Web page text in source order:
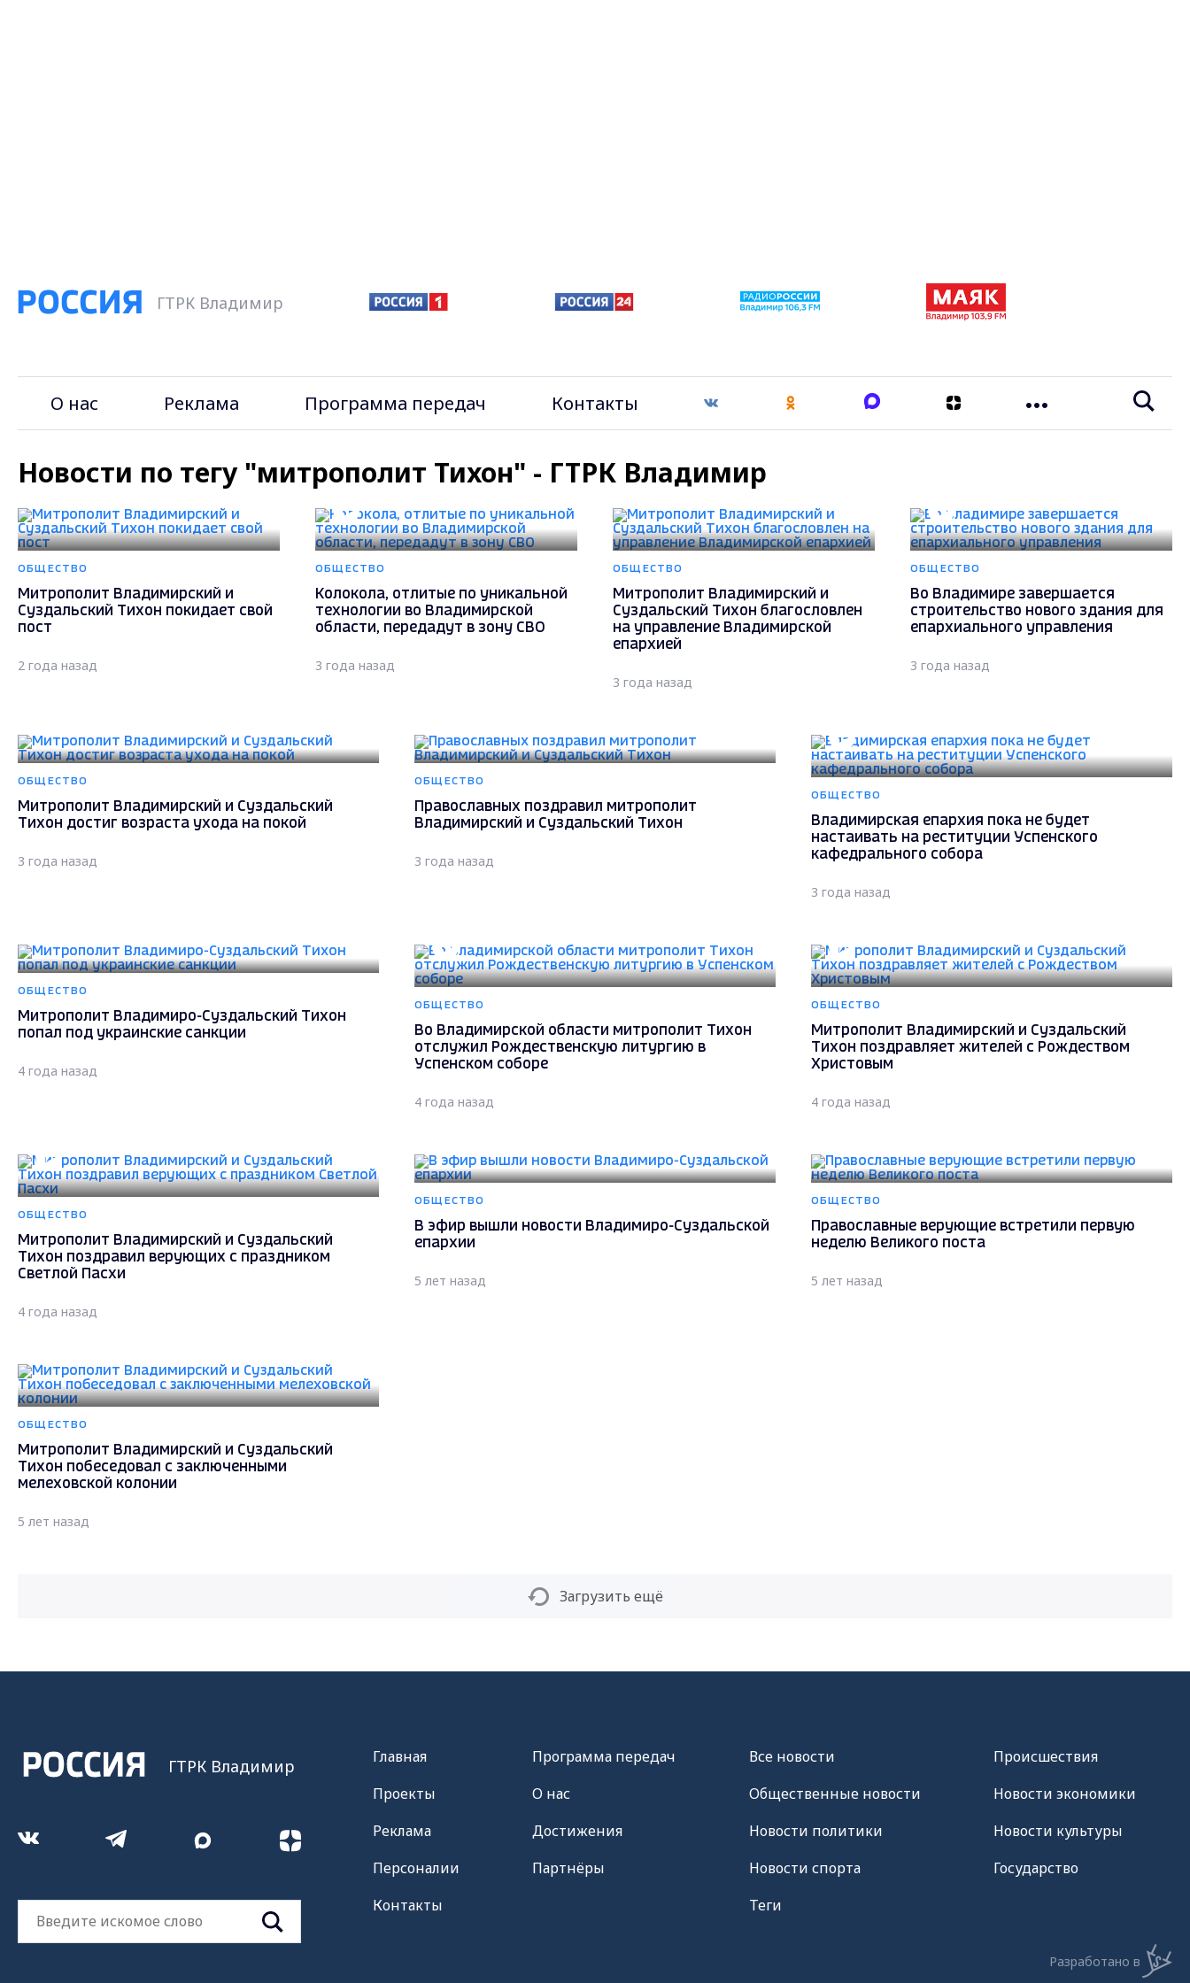
ГТРК Владимир
О нас Реклама Программа передач Контакты
Новости по тегу "митрополит Тихон" - ГТРК Владимир
ОБЩЕСТВО
Митрополит Владимирский и
Суздальский Тихон покидает свой
пост
2 года назад
ОБЩЕСТВО
Колокола, отлитые по уникальной
технологии во Владимирской
области, передадут в зону СВО
3 года назад
ОБЩЕСТВО
Митрополит Владимирский и
Суздальский Тихон благословлен
на управление Владимирской
епархией
3 года назад
ОБЩЕСТВО
Во Владимире завершается
строительство нового здания для
епархиального управления
3 года назад
ОБЩЕСТВО
Митрополит Владимирский и Суздальский
Тихон достиг возраста ухода на покой
3 года назад
ОБЩЕСТВО
Православных поздравил митрополит
Владимирский и Суздальский Тихон
3 года назад
ОБЩЕСТВО
Владимирская епархия пока не будет
настаивать на реституции Успенского
кафедрального собора
3 года назад
ОБЩЕСТВО
Митрополит Владимиро-Суздальский Тихон
попал под украинские санкции
4 года назад
ОБЩЕСТВО
Во Владимирской области митрополит Тихон
отслужил Рождественскую литургию в
Успенском соборе
4 года назад
ОБЩЕСТВО
Митрополит Владимирский и Суздальский
Тихон поздравляет жителей с Рождеством
Христовым
4 года назад
ОБЩЕСТВО
Митрополит Владимирский и Суздальский
Тихон поздравил верующих с праздником
Светлой Пасхи
4 года назад
ОБЩЕСТВО
В эфир вышли новости Владимиро-Суздальской
епархии
5 лет назад
ОБЩЕСТВО
Православные верующие встретили первую
неделю Великого поста
5 лет назад
ОБЩЕСТВО
Митрополит Владимирский и Суздальский
Тихон побеседовал с заключенными
мелеховской колонии
5 лет назад
Загрузить ещё
ГТРК Владимир
Главная
Проекты
Реклама
Персоналии
Контакты
Программа передач
О нас
Достижения
Партнёры
Все новости
Общественные новости
Новости политики
Новости спорта
Теги
Происшествия
Новости экономики
Новости культуры
Государство
Разработано в